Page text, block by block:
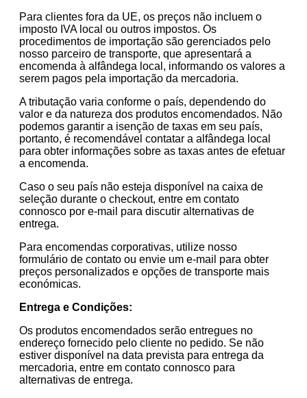
Para clientes fora da UE, os preços não incluem o
imposto IVA local ou outros impostos. Os
procedimentos de importação são gerenciados pelo
nosso parceiro de transporte, que apresentará a
encomenda à alfândega local, informando os valores a
serem pagos pela importação da mercadoria.
A tributação varia conforme o país, dependendo do
valor e da natureza dos produtos encomendados. Não
podemos garantir a isenção de taxas em seu país,
portanto, é recomendável contatar a alfândega local
para obter informações sobre as taxas antes de efetuar
a encomenda.
Caso o seu país não esteja disponível na caixa de
seleção durante o checkout, entre em contato
connosco por e-mail para discutir alternativas de
entrega.
Para encomendas corporativas, utilize nosso
formulário de contato ou envie um e-mail para obter
preços personalizados e opções de transporte mais
económicas.
Entrega e Condições:
Os produtos encomendados serão entregues no
endereço fornecido pelo cliente no pedido. Se não
estiver disponível na data prevista para entrega da
mercadoria, entre em contato connosco para
alternativas de entrega.